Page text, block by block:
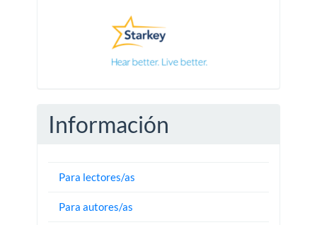
Información
Para lectores/as
Para autores/as